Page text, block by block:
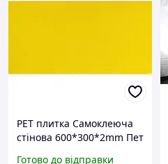
PET плитка Самоклеюча
стінова 600*300*2mm Пет
Готово до відправки